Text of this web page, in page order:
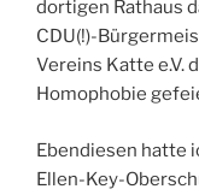
dortigen Rathaus
CDU(!)-
Vereins Katte e.V.
Homophobie
Ebendiesen hatte
Ellen-Key-